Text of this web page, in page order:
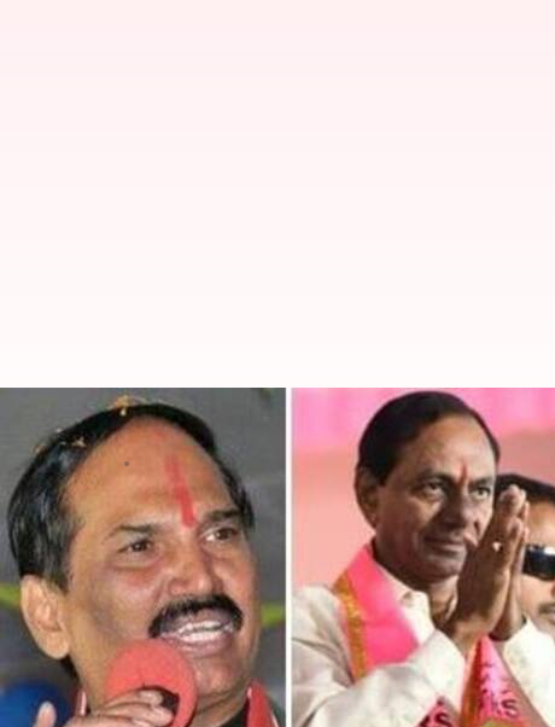
तेलंगाना विधानसभा चुनाव नतीजेः
लेखन प्रमोद कुमार Dec 11, 2018
क्या है खबर?
तेलंगाना में मतगणना शुरू हो गई है। शुरुआती रूझानों में
राज्य में TRS 85, कांग्रेस गठबंधन 24, भाजपा 2 और अन्य
राज्य बनने के बाद तेलंगाना में दूसरा विधानसभा चुनाव है।